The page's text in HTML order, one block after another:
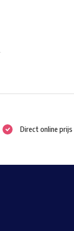
Direct online prijs